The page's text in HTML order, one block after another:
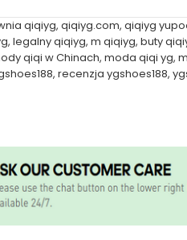
qiqiyg, qiqiyg.com, qiqiyg
, legalny qiqiyg, m qiqiyg, buty
qiqi w Chinach, moda qiqi yg,
, recenzja ygshoes188,